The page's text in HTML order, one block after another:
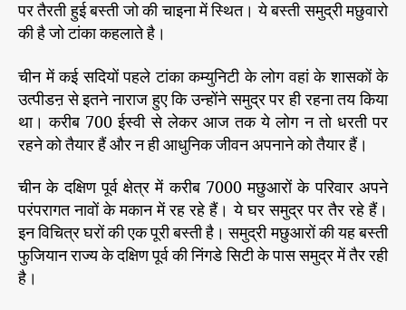
पर तैरती हुई बस्ती जो की चाइना में स्थित। ये बस्ती समुद्री मछुवारो
की है जो टांका कहलाते है।
चीन में कई सदियों पहले टांका कम्युनिटी के लोग वहां के शासकों के
उत्पीडऩ से इतने नाराज हुए कि उन्होंने समुद्र पर ही रहना तय किया
था। करीब 700 ईस्वी से लेकर आज तक ये लोग न तो धरती पर
रहने को तैयार हैं और न ही आधुनिक जीवन अपनाने को तैयार हैं।
चीन के दक्षिण पूर्व क्षेत्र में करीब 7000 मछुआरों के परिवार अपने
परंपरागत नावों के मकान में रह रहे हैं। ये घर समुद्र पर तैर रहे हैं।
इन विचित्र घरों की एक पूरी बस्ती है। समुद्री मछुआरों की यह बस्ती
फुजियान राज्य के दक्षिण पूर्व की निंगडे सिटी के पास समुद्र में तैर रही
है।